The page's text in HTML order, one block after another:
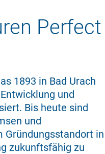
Perfect
1893 in Bad Urach
und
Bis heute sind
und
Gründungsstandort in
zukunftsfähig zu